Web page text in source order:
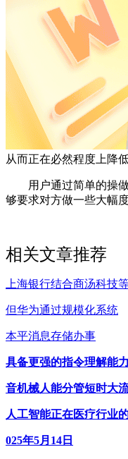
从而正在必然程度上降
用户通过简单的操做
够要求对方做一些大幅
相关文章推荐
上海银行结合商汤科技
但华为通过规模化系统
本平消息存储办事
具备更强的指令理解能
音机械人能分管短时大
人工智能正在医疗行业
025年5月14日